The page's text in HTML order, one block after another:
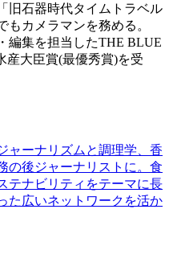
旧石器時代タイムトラベル
カメラマンを務める。
編集を担当したTHE BLUE
産大臣賞(最優秀賞)を受
ャーナリズムと調理学、香
の後ジャーナリストに。食
テナビリティをテーマに長
た広いネットワークを活か